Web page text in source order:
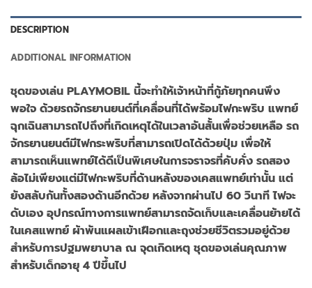
DESCRIPTION
ADDITIONAL INFORMATION
ชุดของเล่น PLAYMOBIL นี้จะทำให้เจ้าหน้าที่กู้ภัยทุกคนพึง
พอใจ ด้วยรถจักรยานยนต์ที่เคลื่อนที่ได้พร้อมไฟกะพริบ แพทย์
ฉุกเฉินสามารถไปถึงที่เกิดเหตุได้ในเวลาอันสั้นเพื่อช่วยเหลือ รถ
จักรยานยนต์มีไฟกระพริบที่สามารถเปิดได้ด้วยปุ่ม เพื่อให้
สามารถเห็นแพทย์ได้ดีเป็นพิเศษในการจราจรที่คับคั่ง รถสอง
ล้อไม่เพียงแต่มีไฟกะพริบที่ด้านหลังของเคสแพทย์เท่านั้น แต่
ยังสลับกันทั้งสองด้านอีกด้วย หลังจากผ่านไป 60 วินาที ไฟจะ
ดับเอง อุปกรณ์ทางการแพทย์สามารถจัดเก็บและเคลื่อนย้ายได้
ในเคสแพทย์ ผ้าพันแผลเข้าเฝือกและถุงช่วยชีวิตรวมอยู่ด้วย
สำหรับการปฐมพยาบาล ณ จุดเกิดเหตุ ชุดของเล่นคุณภาพ
สำหรับเด็กอายุ 4 ปีขึ้นไป